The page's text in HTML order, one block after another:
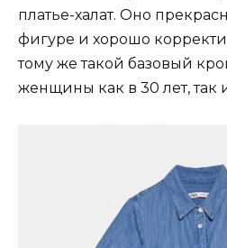
платье-халат. Оно
фигуре и хорошо
тому же такой базовый
женщины как в 30 лет, так